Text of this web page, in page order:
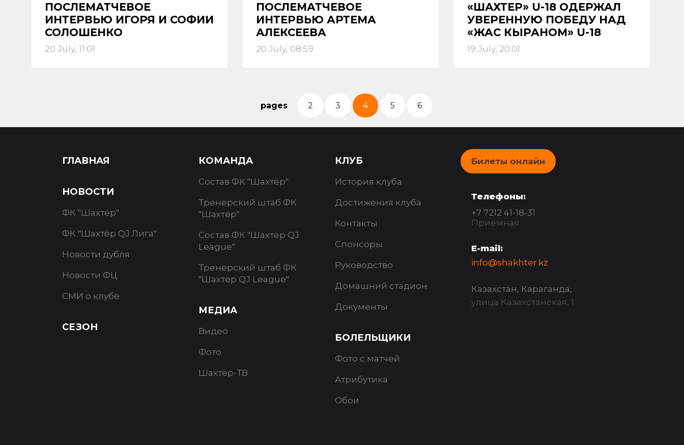
ПОСЛЕМАТЧЕВОЕ
ИНТЕРВЬЮ ИГОРЯ И СОФИИ
СОЛОШЕНКО
20 July, 11:01
ПОСЛЕМАТЧЕВОЕ
ИНТЕРВЬЮ АРТЕМА
АЛЕКСЕЕВА
20 July, 08:59
«ШАХТЕР» U-18 ОДЕРЖАЛ
УВЕРЕННУЮ ПОБЕДУ НАД
«ЖАС КЫРАНОМ» U-18
19 July, 20:01
pages 2 3 4 5 6
ГЛАВНАЯ
НОВОСТИ
ФК "Шахтёр"
ФК "Шахтёр QJ Лига"
Новости дубля
Новости ФЦ
СМИ о клубе
СЕЗОН
КОМАНДА
Состав ФК "Шахтёр"
Тренерский штаб ФК
"Шахтёр"
Состав ФК "Шахтёр QJ
League"
Тренерский штаб ФК
"Шахтёр QJ League"
МЕДИА
Видео
Фото
Шахтёр-ТВ
КЛУБ
История клуба
Достижения клуба
Контакты
Спонсоры
Руководство
Домашний стадион
Документы
БОЛЕЛЬЩИКИ
Фото с матчей
Атрибутика
Обои
Билеты онлайн
Телефоны:
+7 7212 41-18-31
Приёмная
E-mail:
info@shakhter.kz
Казахстан, Караганда,
улица Казахстанская, 1